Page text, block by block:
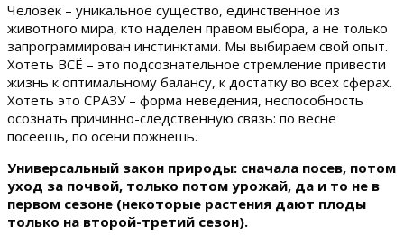
Человек – уникальное существо, единственное из
животного мира, кто наделен правом выбора, а не только
запрограммирован инстинктами. Мы выбираем свой опыт.
Хотеть ВСЁ – это подсознательное стремление привести
жизнь к оптимальному балансу, к достатку во всех сферах.
Хотеть это СРАЗУ – форма неведения, неспособность
осознать причинно-следственную связь: по весне
посеешь, по осени пожнешь.
Универсальный закон природы: сначала посев, потом
уход за почвой, только потом урожай, да и то не в
первом сезоне (некоторые растения дают плоды
только на второй-третий сезон).